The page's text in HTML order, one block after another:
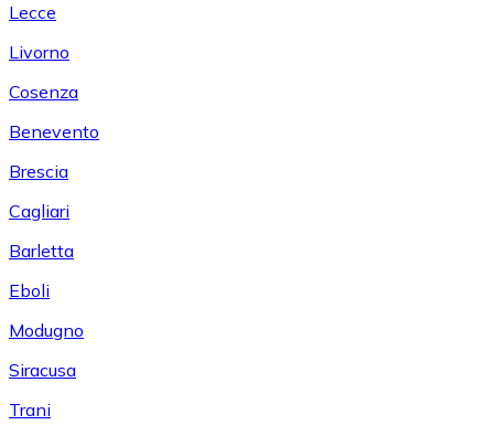
Lecce
Livorno
Cosenza
Benevento
Brescia
Cagliari
Barletta
Eboli
Modugno
Siracusa
Trani